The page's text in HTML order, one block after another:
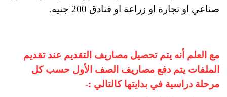
صناعي او تجارة او زراعة او فنادق 200 جنيه.
مع العلم أنه يتم تحصيل مصاريف التقديم عند تقديم
الملفات يتم دفع مصاريف الصف الأول حسب كل
مرحلة دراسية في بدايتها كالتالي :-